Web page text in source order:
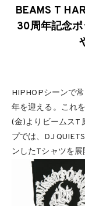
BEAMS T
30周年記念
HIPHOPシーンで
年を迎える。これ
(金)よりビームスT
プでは、DJ
ンしたTシャツを展